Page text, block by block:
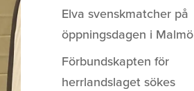
Elva svenskmatcher på
öppningsdagen i Malmö
Förbundskapten för
herrlandslaget sökes